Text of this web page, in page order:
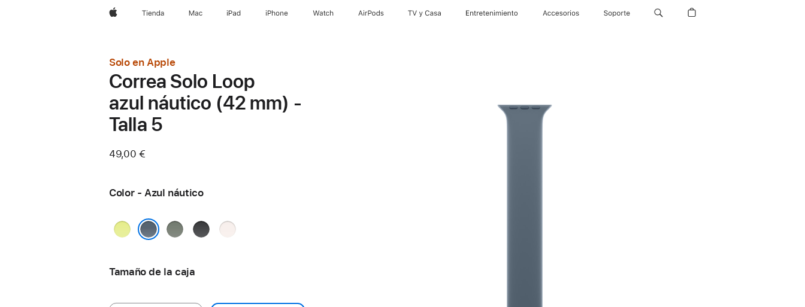
AppleTienda Mac iPad iPhone Watch AirPods TV y Casa Entretenimiento Accesorios Soporte
Solo en Apple
Correa Solo Loop
azul náutico (42 mm) -
Talla 5
49,00 €
Color - Azul náutico
Amarillo
Gris
NegroRosa
Tamaño de la caja